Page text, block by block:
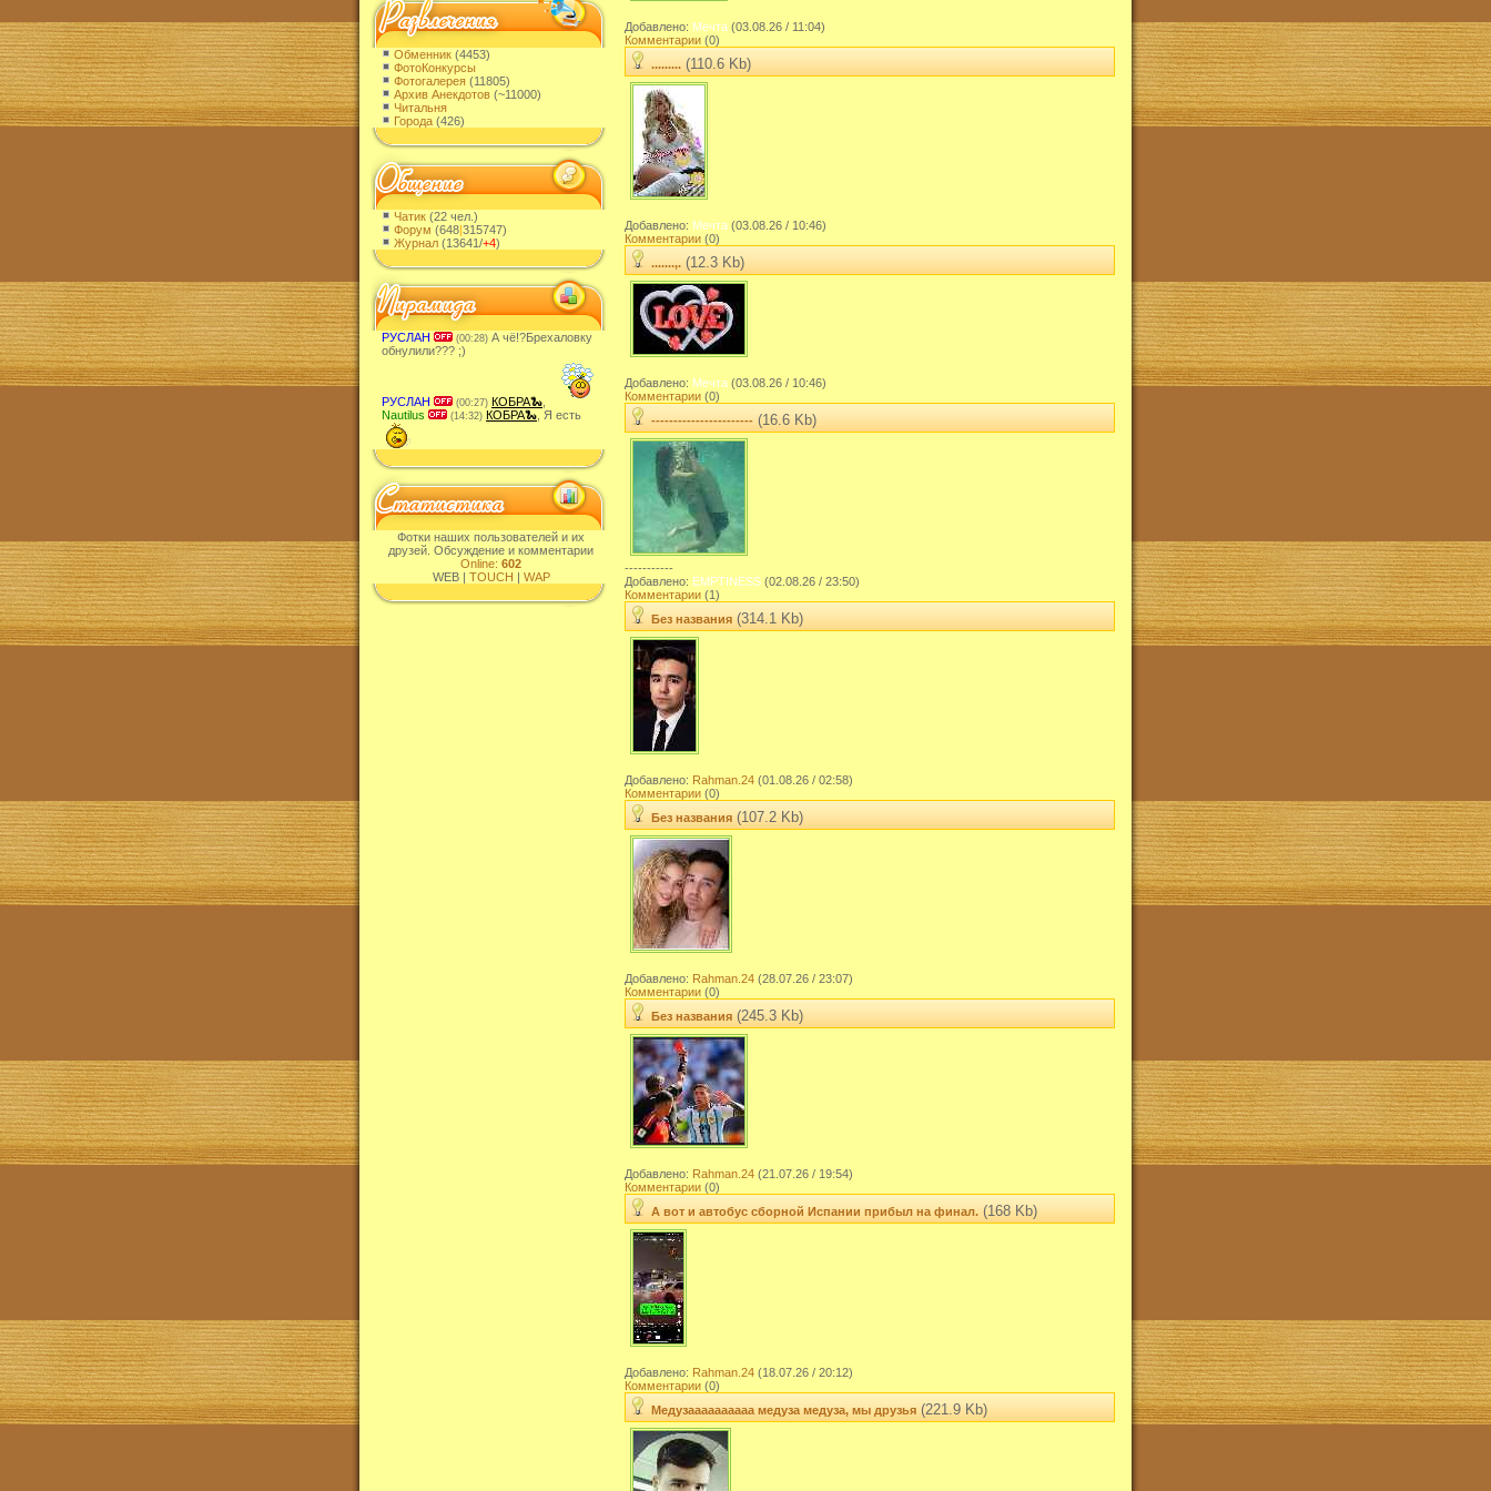
Обменник (4453)
ФотоКонкурсы
Фотогалерея (11805)
Архив Анекдотов (~11000)
Читальня
Города (426)
Чатик (22 чел.)
Форум (648|315747)
Журнал (13641/+4)
РУСЛАН (00:28) А чë!?Брехаловку
обнулили??? ;)
РУСЛАН (00:27) КОБРА🐍
Nautilus
(14:32) КОБРА🐍 , Я есть
Фотки наших пользователей и их
друзей. Обсуждение и комментарии
Online: 602
WEB | TOUCH | WAP
Добавлено: Мечта (03.08.26 / 11:04)
Комментарии (0)
......... (110.6 Kb)
Добавлено: Мечта (03.08.26 / 10:46)
Комментарии (0)
.......,. (12.3 Kb)
Добавлено: Мечта (03.08.26 / 10:46)
Комментарии (0)
----------------------- (16.6 Kb)
-----------
Добавлено: EMPTINESS (02.08.26 / 23:50)
Комментарии (1)
Без названия (314.1 Kb)
Добавлено: Rahman.24 (01.08.26 / 02:58)
Комментарии (0)
Без названия (107.2 Kb)
Добавлено: Rahman.24 (28.07.26 / 23:07)
Комментарии (0)
Без названия (245.3 Kb)
Добавлено: Rahman.24 (21.07.26 / 19:54)
Комментарии (0)
А вот и автобус сборной Испании прибыл на финал. (168 Kb)
Добавлено: Rahman.24 (18.07.26 / 20:12)
Комментарии (0)
Медузаааааааааа медуза медуза, мы друзья (221.9 Kb)